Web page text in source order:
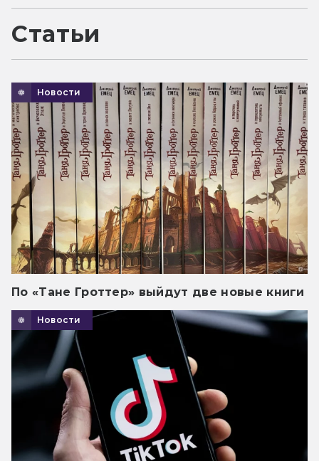
Статьи
Новости
По «Тане Гроттер» выйдут две новые книги
Новости